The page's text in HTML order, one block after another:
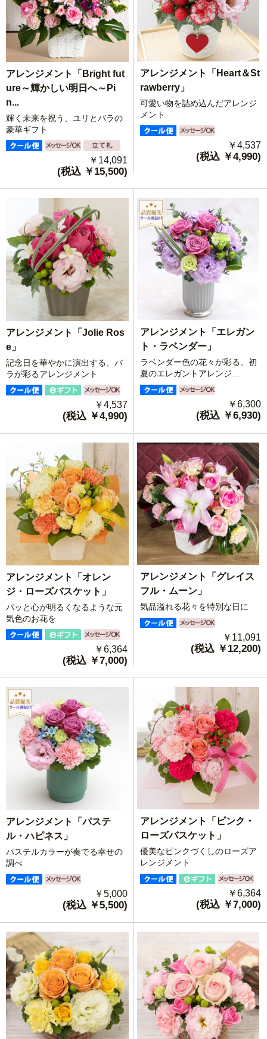
アレンジメント「Bright fut
ure～輝かしい明日へ～Pi
n...
輝く未来を祝う、ユリとバラの
豪華ギフト
￥14,091
(税込 ￥15,500)
アレンジメント「Heart＆St
rawberry」
可愛い物を詰め込んだアレンジ
メント
￥4,537
(税込 ￥4,990)
アレンジメント「Jolie Ros
e」
記念日を華やかに演出する、バ
ラが彩るアレンジメント
￥4,537
(税込 ￥4,990)
アレンジメント「エレガン
ト・ラベンダー」
ラベンダー色の花々が彩る、初
夏のエレガントアレンジ...
￥6,300
(税込 ￥6,930)
アレンジメント「オレン
ジ・ローズバスケット」
パッと心が明るくなるような元
気色のお花を
￥6,364
(税込 ￥7,000)
アレンジメント「グレイス
フル・ムーン」
気品溢れる花々を特別な日に
￥11,091
(税込 ￥12,200)
アレンジメント「パステ
ル・ハピネス」
パステルカラーが奏でる幸せの
調べ
￥5,000
(税込 ￥5,500)
アレンジメント「ピンク・
ローズバスケット」
優美なピンクづくしのローズア
レンジメント
￥6,364
(税込 ￥7,000)